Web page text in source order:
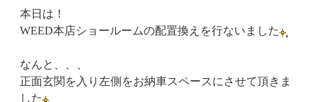
本日は！
WEED本店ショールームの配置換えを行ないました
なんと、、、
正面玄関を入り左側をお納車スペースにさせて頂きま
した